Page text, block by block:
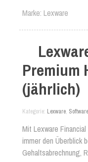
oder rechnen Sie Ihre
Marke Lexware
Premium
(jährlich)
Kategorie Lexware, Software
Mit Lexware
immer den Überblick
Gehaltsabrechnung,